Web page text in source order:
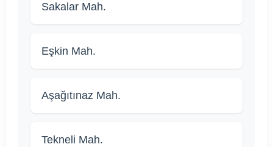
Sakalar Mah.
Eşkin Mah.
Aşağıtınaz Mah.
Tekneli Mah.